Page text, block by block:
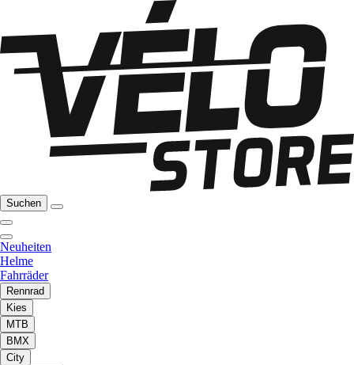
Suchen
Neuheiten
Helme
Fahrräder
Rennrad
Kies
MTB
BMX
City